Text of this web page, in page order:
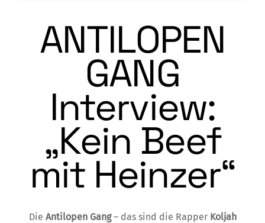
ANTILOPEN
GANG
Interview:
„Kein Beef
mit Heinzer“
Die Antilopen Gang– das sind die Rapper Koljah